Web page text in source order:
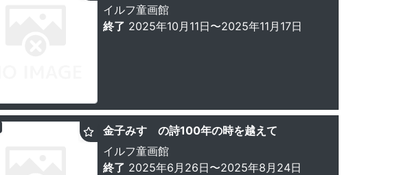
イルフ童画館
終了 2025年10月11日〜2025年11月17日
金子みすゞの詩100年の時を越えて
イルフ童画館
終了 2025年6月26日〜2025年8月24日